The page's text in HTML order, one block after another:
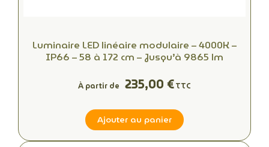
Luminaire LED linéaire modulaire – 4000K –
IP66 – 58 à 172 cm – Jusqu’à 9865 lm
À partir de 235,00 €TTC
Ajouter au panier